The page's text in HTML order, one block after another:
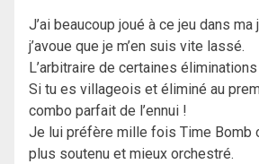
J’ai beaucoup joué à ce jeu dans
j’avoue que je m’en suis vite lassé.
L’arbitraire de certaines éliminations
Si tu es villageois et éliminé au
combo parfait de l’ennui !
Je lui préfère mille fois Time Bomb
plus soutenu et mieux orchestré.